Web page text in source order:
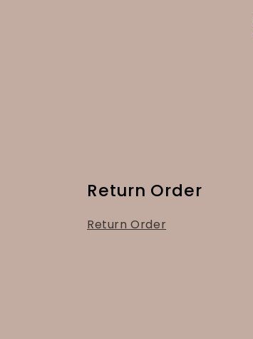
Return Order
Return Order